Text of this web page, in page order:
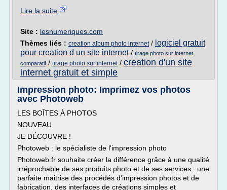
Lire la suite
Site : lesnumeriques.com
Thèmes liés : creation album photo internet/ logiciel gratuit
pour creation d un site internet/ tirage photo sur internet
comparatif / tirage photo sur internet/ creation d'un site
internet gratuit et simple
Impression photo: Imprimez vos photos
avec Photoweb
LES BOÎTES À PHOTOS
NOUVEAU
JE DÉCOUVRE !
Photoweb : le spécialiste de l'impression photo
Photoweb.fr souhaite créer la différence grâce à une qualité
irréprochable de ses produits photo et de ses services : une
parfaite maitrise des procédés d'impression photos et de
fabrication, des interfaces de créations simples et